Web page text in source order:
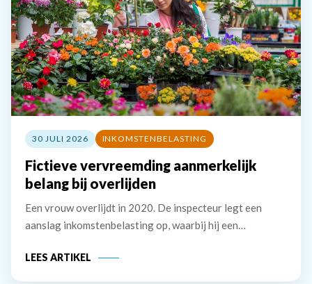
30 JULI 2026 INKOMSTENBELASTING
Fictieve vervreemding aanmerkelijk
belang bij overlijden
Een vrouw overlijdt in 2020. De inspecteur legt een
aanslag inkomstenbelasting op, waarbij hij een
241.893 in aanmerking neemt. De erven van de vrouw
LEES ARTIKEL